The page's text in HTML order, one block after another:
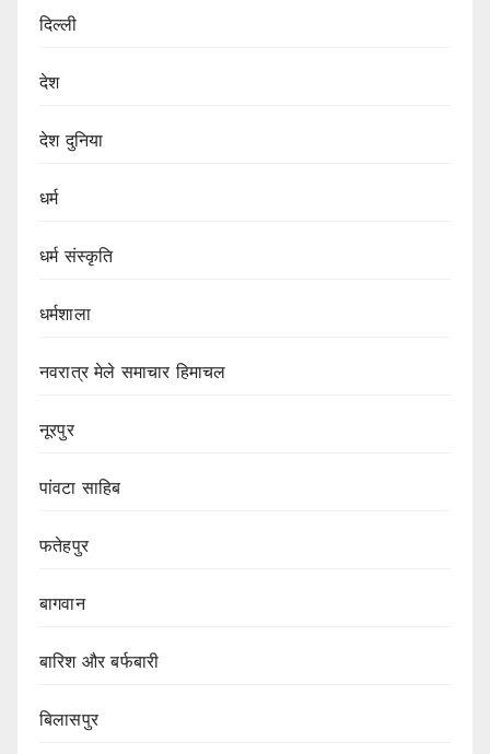
दिल्ली
देश
देश दुनिया
धर्म
धर्म संस्कृति
धर्मशाला
नवरात्र मेले समाचार हिमाचल
नूरपुर
पांवटा साहिब
फतेहपुर
बागवान
बारिश और बर्फबारी
बिलासपुर